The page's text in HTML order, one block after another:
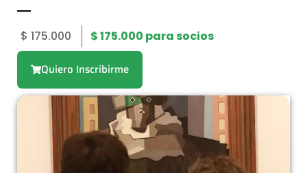
$ 175.000 $175.000 para socios
Quiero Inscribirme